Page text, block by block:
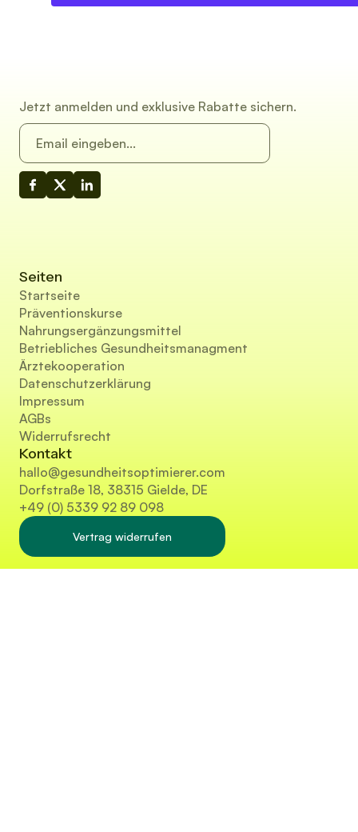
Jetzt anmelden und exklusive Rabatte sichern.
Seiten
Startseite
Präventionskurse
Nahrungsergänzungsmittel
Betriebliches Gesundheitsmanagment
Ärztekooperation
Datenschutzerklärung
Impressum
AGBs
Widerrufsrecht
Kontakt
hallo@gesundheitsoptimierer.com
Dorfstraße 18, 38315 Gielde, DE
+49 (0) 5339 92 89 098
Vertrag widerrufen